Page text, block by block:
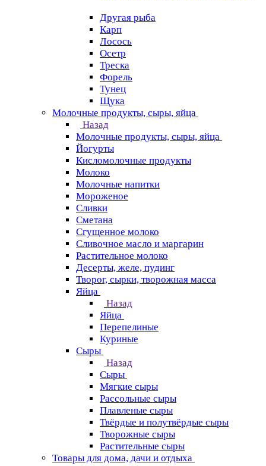
Другая рыба
Карп
Лосось
Осетр
Треска
Форель
Тунец
Щука
Молочные продукты, сыры, яйца
Назад
Молочные продукты, сыры, яйца
Йогурты
Кисломолочные продукты
Молоко
Молочные напитки
Мороженое
Сливки
Сметана
Сгущенное молоко
Сливочное масло и маргарин
Растительное молоко
Десерты, желе, пудинг
Творог, сырки, творожная масса
Яйца
Назад
Яйца
Перепелиные
Куриные
Сыры
Назад
Сыры
Мягкие сыры
Рассольные сыры
Плавленые сыры
Твёрдые и полутвёрдые сыры
Творожные сыры
Растительные сыры
Товары для дома, дачи и отдыха